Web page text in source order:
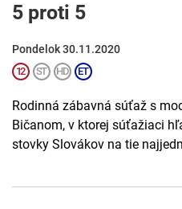
5 proti 5
Pondelok 30.11.2020
Rodinná zábavná súťaž s
Bičanom, v ktorej súťažiaci
stovky Slovákov na tie